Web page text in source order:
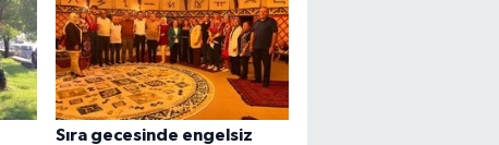
Sıra gecesinde engelsiz